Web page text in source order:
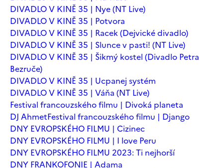
DIVADLO V KINĚ 35 | Nye (NT Live)
DIVADLO V KINĚ 35 | Potvora
DIVADLO V KINĚ 35 | Racek (Dejvické divadlo)
DIVADLO V KINĚ 35 | Slunce v pasti! (NT Live)
DIVADLO V KINĚ 35 | Šikmý kostel (Divadlo Petra
Bezruče)
DIVADLO V KINĚ 35 | Ucpanej systém
DIVADLO V KINĚ 35 | Váňa (NT Live)
Festival francouzského filmu | Divoká planeta
DJ AhmetFestival francouzského filmu | Django
DNY EVROPSKÉHO FILMU | Cizinec
DNY EVROPSKÉHO FILMU | I love Peru
DNY EVROPSKÉHO FILMU 2023: Ti nejhorší
DNY FRANKOFONIE | Adama